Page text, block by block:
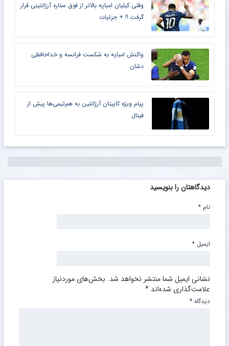
وقتی کیلیان امباپه بالاتر از فوق ستاره آرژانتینی قرار
گرفت !! + جزئیات
واکنش امباپه به شکست فرانسه و خداحافظی
دشان
پیام ویژه کاپیتان آرژانتین به هم‌تیمی‌ها پیش از
فینال
دیدگاهتان را بنویسید
نشانی ایمیل شما منتشر نخواهد شد. بخش‌های موردنیاز
علامت‌گذاری شده‌اند *
دیدگاه *
نام *
ایمیل *